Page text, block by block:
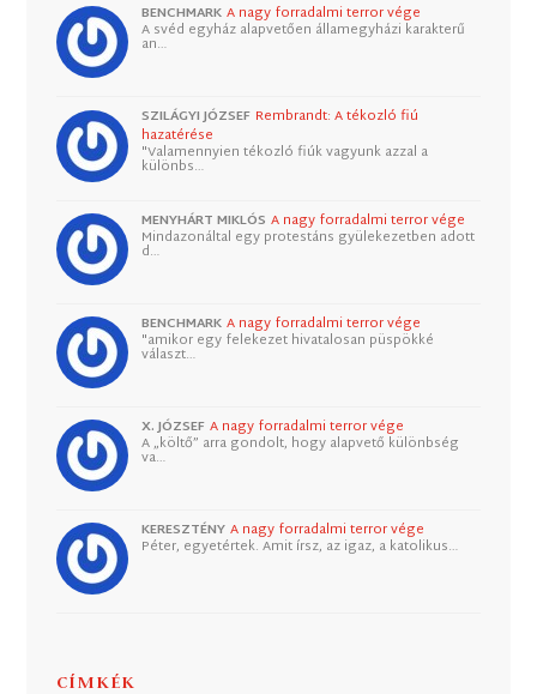
BENCHMARK A nagy forradalmi terror vége
A svéd egyház alapvetően államegyházi karakterű
an…
SZILÁGYI JÓZSEF Rembrandt: A tékozló fiú
hazatérése
"Valamennyien tékozló fiúk vagyunk azzal a
különbs…
MENYHÁRT MIKLÓS A nagy forradalmi terror vége
Mindazonáltal egy protestáns gyülekezetben adott
d…
BENCHMARK A nagy forradalmi terror vége
"amikor egy felekezet hivatalosan püspökké
választ…
X. JÓZSEF A nagy forradalmi terror vége
A „költő” arra gondolt, hogy alapvető különbség
va…
KERESZTÉNY A nagy forradalmi terror vége
Péter, egyetértek. Amit írsz, az igaz, a katolikus…
CÍMKÉK